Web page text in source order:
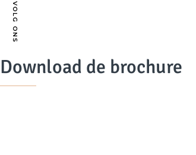
VOLG ONS
Download de brochure